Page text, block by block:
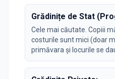
Grădinițe de Stat
Cele mai căutate. Copiii
costurile sunt mici (doar
primăvara și locurile se